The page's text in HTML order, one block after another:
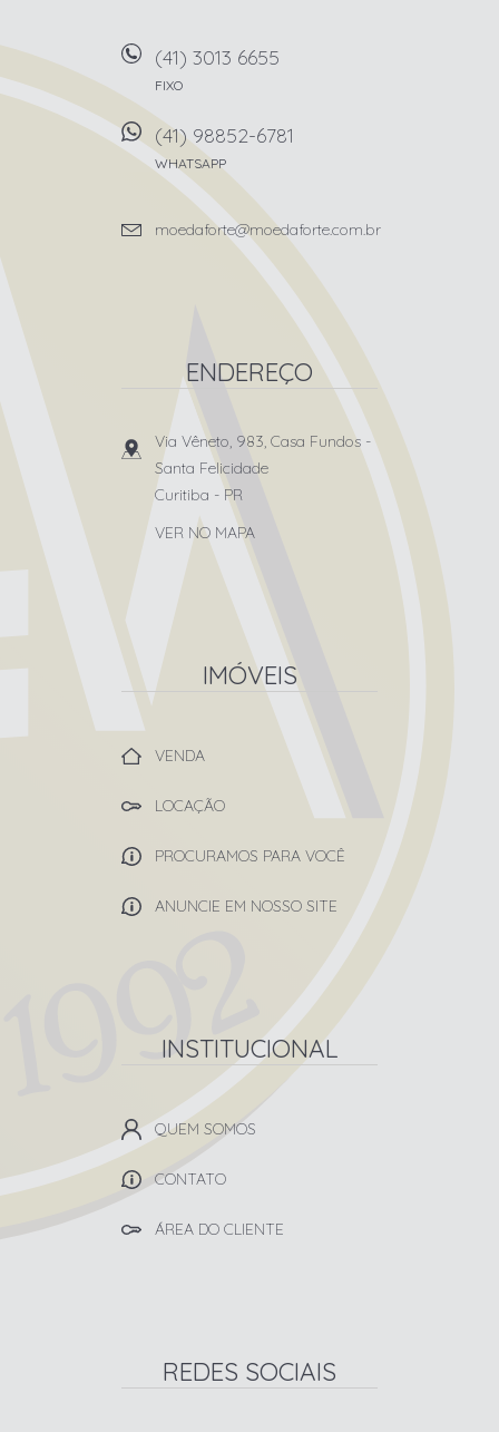
(41) 3013 6655
FIXO
(41) 98852-6781
WHATSAPP
moedaforte@moedaforte.com.br
ENDEREÇO
Via Vêneto, 983, Casa Fundos -
Santa Felicidade
Curitiba - PR
VER NO MAPA
IMÓVEIS
VENDA
LOCAÇÃO
PROCURAMOS PARA VOCÊ
ANUNCIE EM NOSSO SITE
INSTITUCIONAL
QUEM SOMOS
CONTATO
ÁREA DO CLIENTE
REDES SOCIAIS